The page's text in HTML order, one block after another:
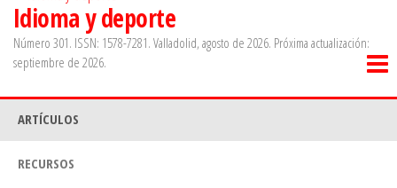
Idioma y deporte
Número 301. ISSN: 1578-7281. Valladolid, agosto de 2026. Próxima actualización:
septiembre de 2026.
ARTÍCULOS
RECURSOS